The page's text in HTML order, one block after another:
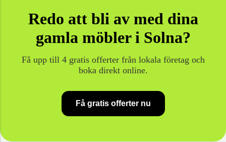
Redo att bli av med dina
gamla möbleri Solna?
Få upp till 4 gratis offerter från lokala företag och
boka direkt online.
Få gratis offerter nu